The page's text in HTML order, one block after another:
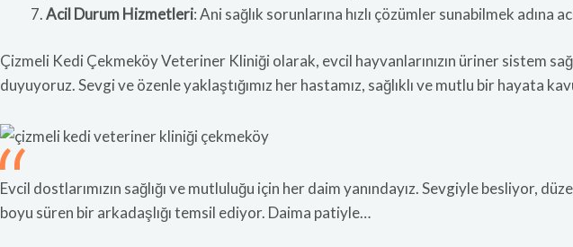
Acil Durum Hizmetleri: Ani sağlık sorunlarına hızlı çözümler sunabilmek adına
Çizmeli Kedi Çekmeköy Veteriner Kliniği olarak, evcil hayvanlarınızın üriner sistem
duyuyoruz. Sevgi ve özenle yaklaştığımız her hastamız, sağlıklı ve mutlu bir hayata
Evcil dostlarımızın sağlığı ve mutluluğu için her daim yanındayız. Sevgiyle besliyor,
boyu süren bir arkadaşlığı temsil ediyor. Daima patiyle…